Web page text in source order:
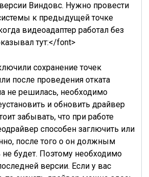
Виндовс. Нужно провести
к предыдущей точке
видеоадаптер работал без
тут:</font>
сохранение точек
после проведения отката
не решилась, необходимо
и обновить драйвер
забывать, что при работе
способен заглючить или
после того о он должным
не будет. Поэтому необходимо
версии. Если у вас